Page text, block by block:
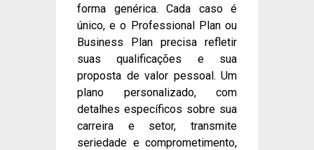
forma genérica. Cada caso é
único, e o Professional Plan ou
Business Plan precisa refletir
suas qualificações e sua
proposta de valor pessoal. Um
plano personalizado, com
detalhes específicos sobre sua
carreira e setor, transmite
seriedade e comprometimento,